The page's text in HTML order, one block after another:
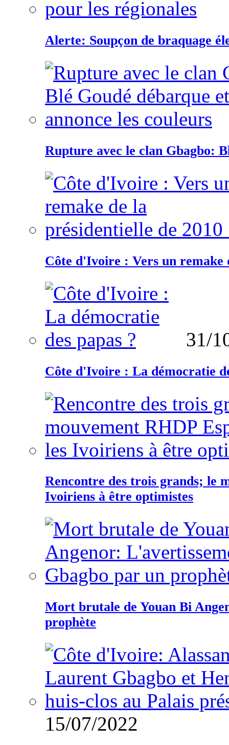
Alerte: Soupçon de braquage
Rupture avec le clan Gbagbo:
Côte d'Ivoire : Vers un remake
31/
Côte d'Ivoire : La démocratie
Rencontre des trois grands; le
Ivoiriens à être optimistes
Mort brutale de Youan Bi
prophète
15/07/2022